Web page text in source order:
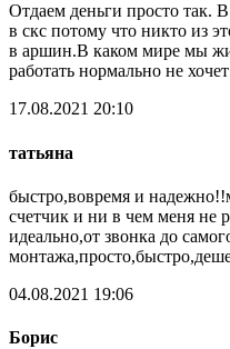
Отдаем деньги просто так.
в скс потому что никто из
в аршин.В каком мире мы
работать нормально не хочет
17.08.2021 20:10
татьяна
быстро,вовремя и
счетчик и ни в чем меня не
идеально,от звонка до
04.08.2021 19:06
Борис